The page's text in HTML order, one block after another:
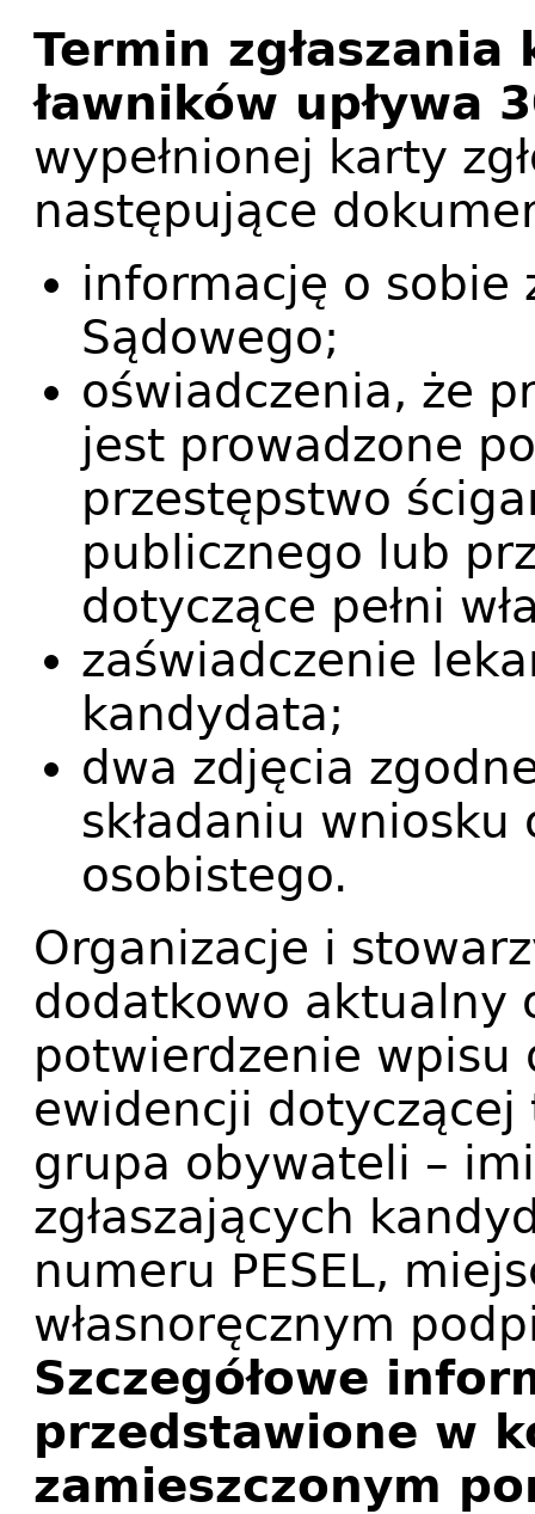
Termin
ławników upływa
wypełnionej karty
następujące
informację o sobie
Sądowego;
oświadczenia, że
jest prowadzone
przestępstwo
publicznego lub
dotyczące pełni
zaświadczenie
kandydata;
dwa zdjęcia
składaniu
osobistego.
Organizacje i
dodatkowo aktualny
potwierdzenie
ewidencji
grupa obywateli –
zgłaszających
numeru PESEL,
własnoręcznym
Szczegółowe
przedstawione w
zamieszczonym